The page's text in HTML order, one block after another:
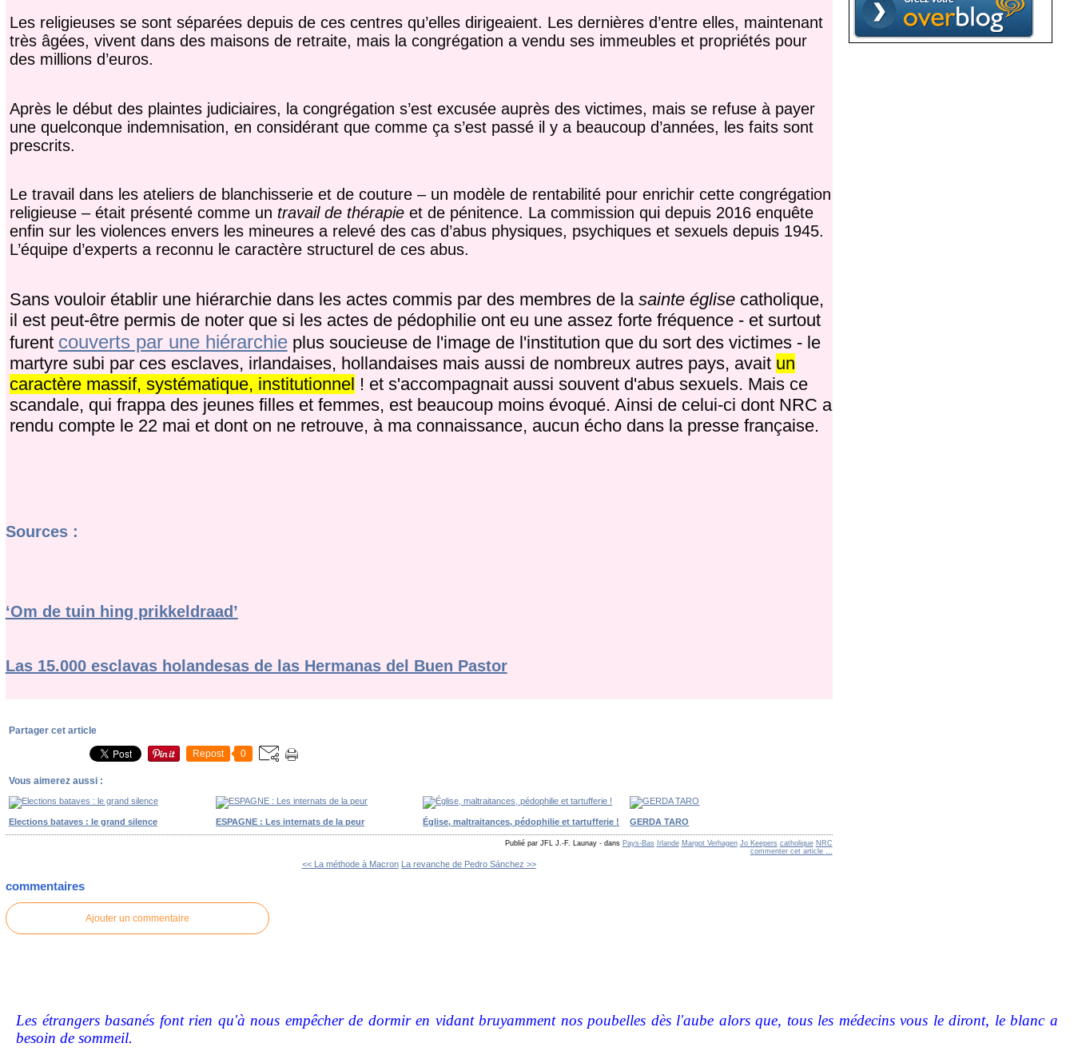
Les religieuses se sont séparées depuis de ces centres qu’elles dirigeaient. Les dernières d’entre elles, maintenant
très âgées, vivent dans des maisons de retraite, mais la congrégation a vendu ses immeubles et propriétés pour
des millions d’euros.
Après le début des plaintes judiciaires, la congrégation s’est excusée auprès des victimes, mais se refuse à payer
une quelconque indemnisation, en considérant que comme ça s’est passé il y a beaucoup d’années, les faits sont
prescrits.
Le travail dans les ateliers de blanchisserie et de couture – un modèle de rentabilité pour enrichir cette congrégation
religieuse – était présenté comme un travail de thérapieet de pénitence. La commission qui depuis 2016 enquête
enfin sur les violences envers les mineures a relevé des cas d’abus physiques, psychiques et sexuels depuis 1945.
L’équipe d’experts a reconnu le caractère structurel de ces abus.
Sans vouloir établir une hiérarchie dans les actes commis par des membres de la sainte églisecatholique,
il est peut-être permis de noter que si les actes de pédophilie ont eu une assez forte fréquence - et surtout
furent couverts par une hiérarchieplus soucieuse de l'image de l'institution que du sort des victimes - le
martyre subi par ces esclaves, irlandaises, hollandaises mais aussi de nombreux autres pays, avait un
caractère massif, systématique, institutionnel ! et s'accompagnait aussi souvent d'abus sexuels. Mais ce
scandale, qui frappa des jeunes filles et femmes, est beaucoup moins évoqué. Ainsi de celui-ci dont NRC a
rendu compte le 22 mai et dont on ne retrouve, à ma connaissance, aucun écho dans la presse française.
Sources :
‘Om de tuin hing prikkeldraad’
Las 15.000 esclavas holandesas de las Hermanas del Buen Pastor
Partager cet article
Repost 0
Vous aimerez aussi :
Elections bataves : le grand silence ESPAGNE : Les internats de la peur Église, maltraitances, pédophilie et tartufferie ! GERDA TARO
Publié par JFL J.-F. Launay -dans Pays-Bas Irlande Margot Verhagen Jo Keepers catholique NRC
commenter cet article …
<< La méthode à Macron La revanche de Pedro Sánchez >>
commentaires
Ajouter un commentaire
Les étrangers basanés font rien qu'à nous empêcher de dormir en vidant bruyamment nos poubelles dès l'aube alors que, tous les médecins vous le diront, le blanc a
besoin de sommeil.